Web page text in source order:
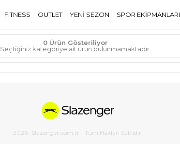
FITNESS OUTLET YENİ SEZON SPOR EKİPMANLARI
0 Ürün Gösteriliyor
Seçtiğiniz kategoriye ait ürün bulunmamaktadır.
2026- Slazenger.com.tr - Tüm Hakları Saklıdır.